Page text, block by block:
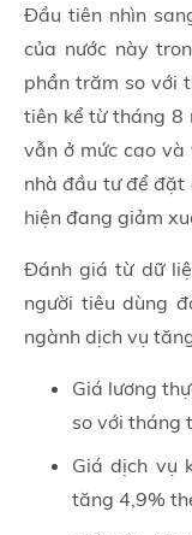
Đầu tiên nhìn
của nước này
phần trăm so với
tiên kể từ tháng 8
vẫn ở mức cao và
nhà đầu tư để
hiện đang giảm
Đánh giá từ dữ
người tiêu dùng
ngành dịch vụ
Giá lương
so với tháng
Giá dịch vụ
tăng 4,9%